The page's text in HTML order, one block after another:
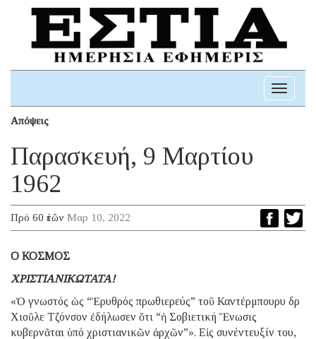
Toggle
Απόψεις
Παρασκευή, 9 Μαρτίου
1962
Πρό 60 ἐτῶν Μαρ 10, 2022
Ο ΚΟΣΜΟΣ
ΧΡΙΣΤΙΑΝΙΚΩΤΑΤΑ!
«Ὁ γνωστός ὡς “Ἐρυθρός πρωθιερεύς” τοῦ Καντέρμπουρυ δρ
Χιοῦλε Τζόνσον ἐδήλωσεν ὅτι “ἡ Σοβιετική Ἕνωσις
κυβερνᾶται ὑπό χριστιανικῶν ἀρχῶν”». Εἰς συνέντευξίν του,